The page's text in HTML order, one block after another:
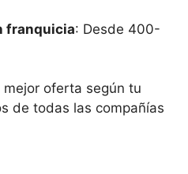
franquicia: Desde 400-
oferta según tu
de todas las compañías